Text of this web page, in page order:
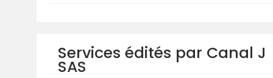
Services édités par Canal J
SAS